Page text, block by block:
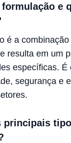
e
é a combinação
resulta em um
específicas. É
segurança e
principais